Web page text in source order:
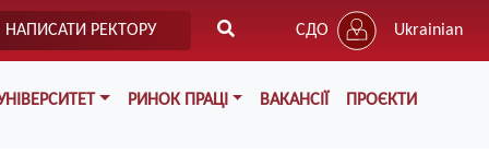
НАПИСАТИ РЕКТОРУ СДО Ukrainian
РИНОК ПРАЦІ ВАКАНСІЇ ПРОЄКТИ